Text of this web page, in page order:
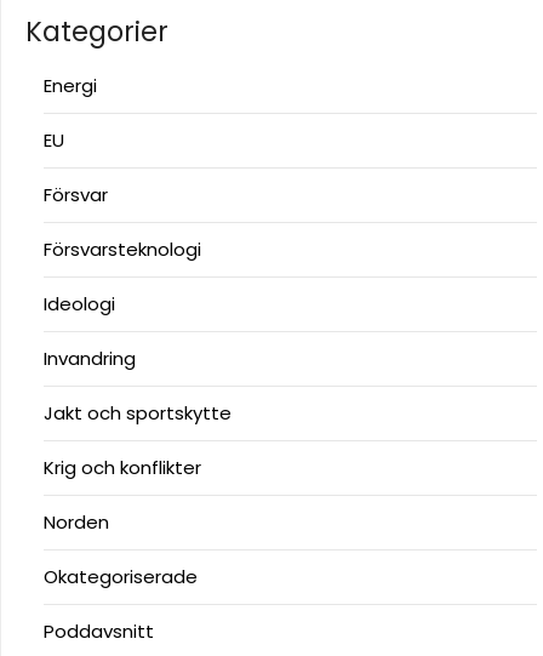
Kategorier
Energi
EU
Försvar
Försvarsteknologi
Ideologi
Invandring
Jakt och sportskytte
Krig och konflikter
Norden
Okategoriserade
Poddavsnitt